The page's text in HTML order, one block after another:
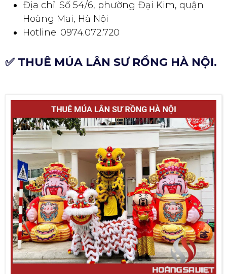
Địa chỉ: Số 54/6, phường Đại Kim, quận
Hoàng Mai, Hà Nội
Hotline: 0974.072.720
✅ THUÊ MÚA LÂN SƯ RỒNG HÀ NỘI.